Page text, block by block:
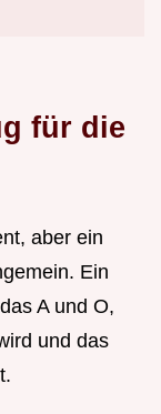
für die
aber ein
Ein
A und O,
und das